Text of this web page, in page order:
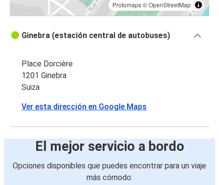
Protomaps©OpenStreetMap
Ginebra (estación central de autobuses)
Place Dorcière
1201 Ginebra
Suiza
Ver esta dirección en Google Maps
El mejor servicio a bordo
Opciones disponibles que puedes encontrar para un viaje
más cómodo: